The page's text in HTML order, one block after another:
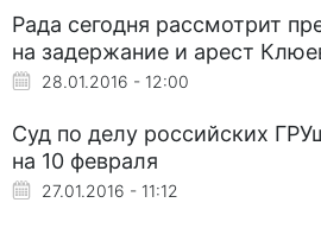
Рада сегодня рассмотрит
на задержание и арест
28.01.2016 - 12:00
Суд по делу российских
на 10 февраля
27.01.2016 - 11:12